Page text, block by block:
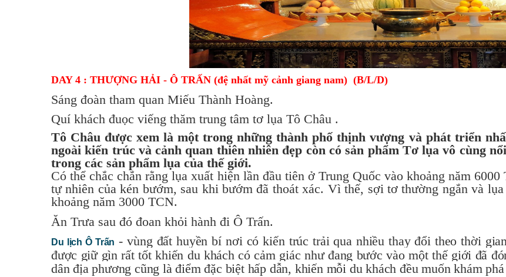
DAY 4 : THƯỢNG HẢI - Ô TRẤN (đệ nhất mỹ cảnh giang nam) (B/L/D)
Sáng đoàn tham quan Miếu Thành Hoàng.
Quí khách đuọc viếng thăm trung tâm tơ lụa Tô Châu .
Tô Châu được xem là một trong những thành phố thịnh vượng và phát triển
ngoài kiến trúc và cảnh quan thiên nhiên đẹp còn có sản phẩm Tơ lụa vô cùng
trong các sản phẩm lụa của thế giới.
Có thể chắc chắn rằng lụa xuất hiện lần đầu tiên ở Trung Quốc vào khoảng năm
tự nhiên của kén bướm, sau khi bướm đã thoát xác. Vì thế, sợi tơ thường ngắn và
khoảng năm 3000 TCN.
Ăn Trưa sau đó đoan khỏi hành đi Ô Trấn.
Du lịch Ô Trấn - vùng đất huyền bí nơi có kiến ​​trúc trải qua nhiều thay đổi theo thời
được giữ gìn rất tốt khiến du khách có cảm giác như đang bước vào một thế giới đã
dân địa phương cũng là điểm đặc biệt hấp dẫn, khiến mỗi du khách đều muốn khám